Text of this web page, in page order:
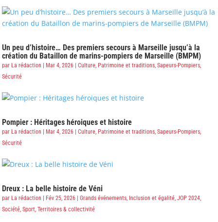
Un peu d’histoire… Des premiers secours à Marseille jusqu’à la
création du Bataillon de marins-pompiers de Marseille (BMPM)
par La rédaction Mar 4, 2026 |Culture, Patrimoine et traditions,Sapeurs-Pompiers,
Sécurité
Pompier : Héritages héroiques et histoire
par La rédaction Mar 4, 2026 |Culture, Patrimoine et traditions,Sapeurs-Pompiers,
Sécurité
Dreux : La belle histoire de Véni
par La rédaction Fév 25, 2026 |Grands événements, Inclusion et égalité,JOP 2024,
Société,Sport,Territoires & collectivité